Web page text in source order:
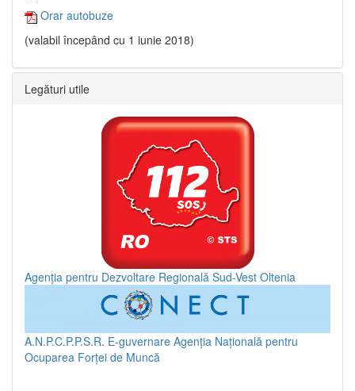
Orar autobuze
(valabil începând cu 1 iunie 2018)
Legături utile
Agenția pentru Dezvoltare Regională Sud-Vest Oltenia
A.N.P.C.P.P.S.R. E-guvernare Agenția Națională pentru
Ocuparea Forței de Muncă